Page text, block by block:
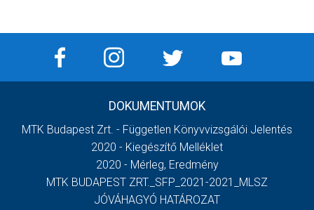
DOKUMENTUMOK
MTK Budapest Zrt. - Független Könyvvizsgálói Jelentés
2020 - Kiegészítő Melléklet
2020 - Mérleg, Eredmény
MTK BUDAPEST ZRT._SFP_2021-2021_MLSZ
JÓVÁHAGYÓ HATÁROZAT